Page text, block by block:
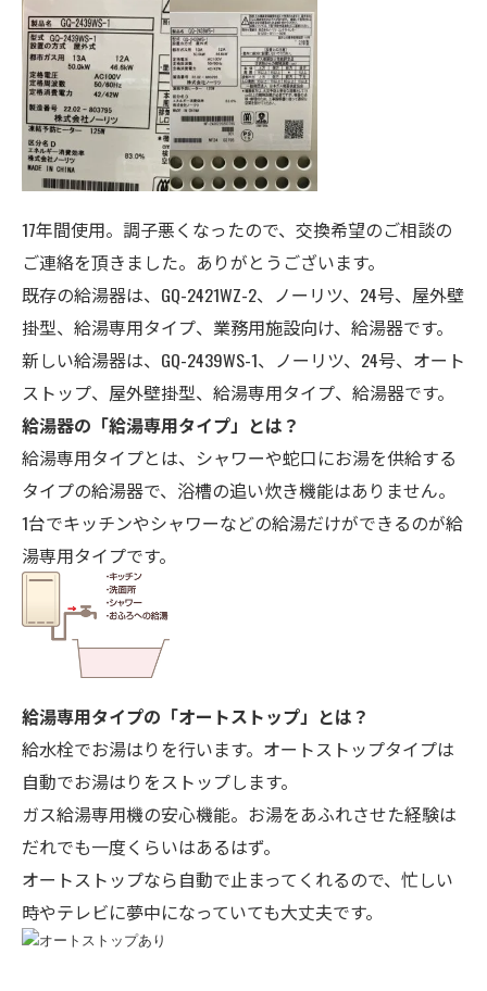
17年間使用。調子悪くなったので、交換希望のご相談の
ご連絡を頂きました。ありがとうございます。
既存の給湯器は、GQ-2421WZ-2、ノーリツ、24号、屋外壁
掛型、給湯専用タイプ、 業務用施設向け、 給湯器です。
新しい給湯器は、GQ-2439WS-1、ノーリツ、24号、オート
ストップ、 屋外壁掛型、給湯専用タイプ、給湯器です。
給湯器の「給湯専用タイプ」とは？
給湯専用タイプとは、シャワーや蛇口にお湯を供給する
タイプの給湯器で、浴槽の追い炊き機能はありません。
1台でキッチンやシャワーなどの給湯だけができるのが給
湯専用タイプです。
給湯専用タイプの「オートストップ」とは？
給水栓でお湯はりを行います。オートストップタイプは
自動でお湯はりをストップします。
ガス給湯専用機の安心機能。お湯をあふれさせた経験は
だれでも一度くらいはあるはず。
オートストップなら自動で止まってくれるので、忙しい
時やテレビに夢中になっていても大丈夫です。